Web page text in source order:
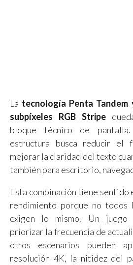
La tecnología Penta
subpíxeles RGB Stripe
bloque técnico de
estructura busca reducir el
mejorar la claridad del texto
también para escritorio,
Esta combinación tiene sentido
rendimiento porque no
exigen lo mismo. Un juego
priorizar la frecuencia de
otros escenarios pueden
resolución 4K, la nitidez del